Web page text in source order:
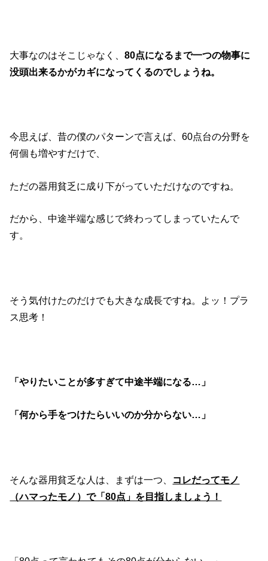
大事なのはそこじゃなく、80点になるまで一つの物事に
没頭出来るかがカギになってくるのでしょうね。
今思えば、昔の僕のパターンで言えば、60点台の分野を
何個も増やすだけで、
ただの器用貧乏に成り下がっていただけなのですね。
だから、中途半端な感じで終わってしまっていたんで
す。
そう気付けたのだけでも大きな成長ですね。よッ！プラ
ス思考！
「やりたいことが多すぎて中途半端になる…」
「何から手をつけたらいいのか分からない…」
そんな器用貧乏な人は、まずは一つ、 コレだってモノ
（ハマったモノ）で「80点」を目指しましょう！